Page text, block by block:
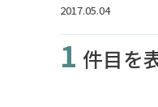
2017.05.04
1 件目を